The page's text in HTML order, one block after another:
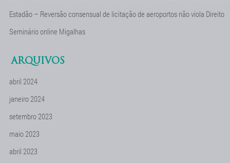
Estadão – Reversão consensual de licitação de aeroportos não viola Direito
Seminário online Migalhas
ARQUIVOS
abril 2024
janeiro 2024
setembro 2023
maio 2023
abril 2023